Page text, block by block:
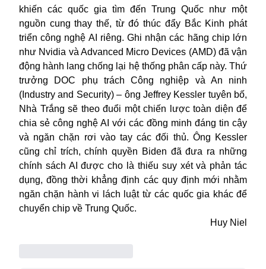
khiến các quốc gia tìm đến Trung Quốc như một
nguồn cung thay thế, từ đó thúc đẩy Bắc Kinh phát
triển công nghệ AI riêng. Ghi nhận các hãng chip lớn
như Nvidia và Advanced Micro Devices (AMD) đã vận
động hành lang chống lại hệ thống phân cấp này. Thứ
trưởng DOC phụ trách Công nghiệp và An ninh
(Industry and Security) – ông Jeffrey Kessler tuyên bố,
Nhà Trắng sẽ theo đuổi một chiến lược toàn diện để
chia sẻ công nghệ AI với các đồng minh đáng tin cậy
và ngăn chặn rơi vào tay các đối thủ. Ông Kessler
cũng chỉ trích, chính quyền Biden đã đưa ra những
chính sách AI được cho là thiếu suy xét và phản tác
dụng, đồng thời khẳng định các quy định mới nhằm
ngăn chặn hành vi lách luật từ các quốc gia khác để
chuyển chip về Trung Quốc.
Huy Niel